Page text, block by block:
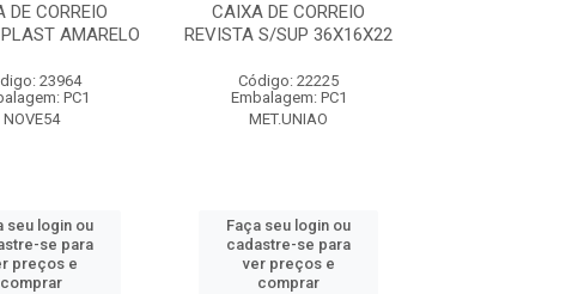
DE CORREIO
AMARELO
23964
PC1
NOVE54
seu login ou
se para
preços e
comprar
CAIXA DE CORREIO
REVISTA S/SUP 36X16X22
Código: 22225
Embalagem: PC1
MET.UNIAO
Faça seu login ou
cadastre-se para
ver preços e
comprar